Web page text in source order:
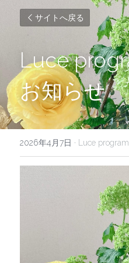
サイトへ戻る
Luce
お知らせ
2026年4月7日 · Luce program